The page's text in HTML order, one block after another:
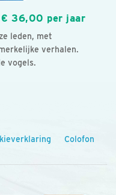
€ 36,00 per jaar
leden, met
verhalen.
vogels.
Colofon